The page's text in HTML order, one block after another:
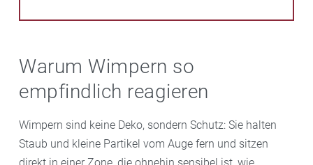
Warum Wimpern so
empfindlich reagieren
Wimpern sind keine Deko, sondern Schutz: Sie halten
Staub und kleine Partikel vom Auge fern und sitzen